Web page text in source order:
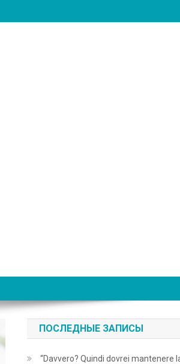
ПОСЛЕДНЫЕ ЗАПИСЫ
“Davvero? Quindi dovrei mantenere